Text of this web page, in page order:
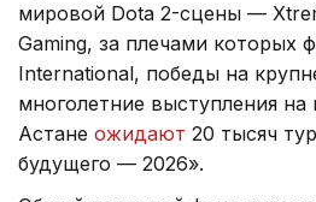
мировой Dota 2-сцены —
Gaming, за плечами которых
International, победы на
многолетние выступления
Астане ожидают 20 тысяч
будущего — 2026».